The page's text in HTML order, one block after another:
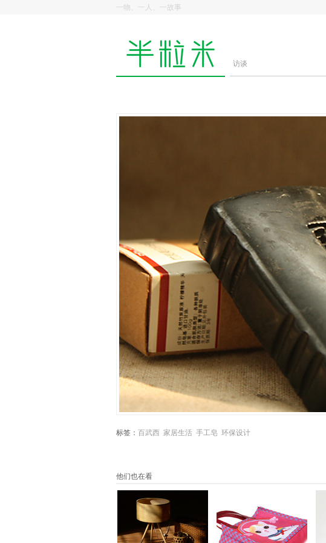
一物、一人、一故事
访谈
标签： 百武西 家居生活 手工皂 环保设计
他们也在看